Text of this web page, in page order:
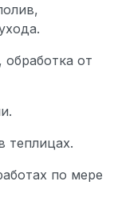
обработка от
теплицах.
по мере